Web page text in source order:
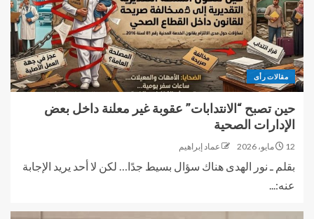
مقالات رأى
حين تصبح “الانتدابات” عقوبة غير معلنة داخل بعض
الإدارات الصحية
12 مايو، 2026 عماد إبراهيم
بقلم ـ نور الهدى هناك سؤال بسيط جدًا… لكن لا أحد يريد الإجابة
عنه:...